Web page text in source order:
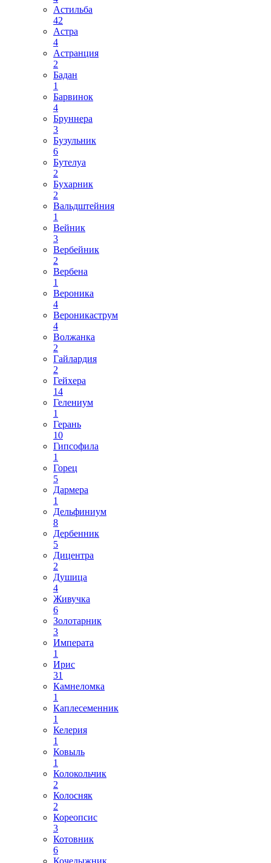
Астильба
42
Астра
4
Астранция
2
Бадан
1
Барвинок
4
Бруннера
3
Бузульник
6
Бутелуа
2
Бухарник
2
Вальдштейния
1
Вейник
3
Вербейник
2
Вербена
1
Вероника
4
Вероникаструм
4
Волжанка
2
Гайлардия
2
Гейхера
14
Гелениум
1
Герань
10
Гипсофила
1
Горец
5
Дармера
1
Дельфиниум
8
Дербенник
5
Дицентра
2
Душица
4
Живучка
6
Золотарник
3
Императа
1
Ирис
31
Камнеломка
1
Каплесеменник
1
Келерия
1
Ковыль
1
Колокольчик
2
Колосняк
2
Кореопсис
3
Котовник
6
Кочедыжник